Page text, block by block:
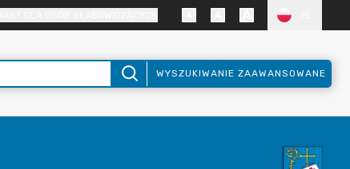
WYSZUKIWANIE ZAAWANSOWANE